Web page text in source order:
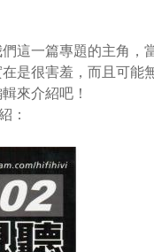
這一篇專題的主角，
是很害羞，而且可能
來介紹吧！
：